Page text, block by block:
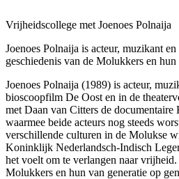
Vrijheidscollege met Joenoes Polnaija
Joenoes Polnaija is acteur, muzikant
geschiedenis van de Molukkers en
Joenoes Polnaija (1989) is acteur,
bioscoopfilm De Oost en in de
met Daan van Citters de
waarmee beide acteurs nog steeds
verschillende culturen in de Molukse
Koninklijk Nederlandsch-Indisch
het voelt om te verlangen naar
Molukkers en hun van generatie op